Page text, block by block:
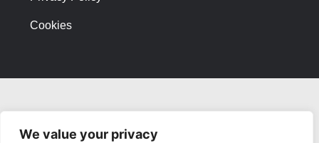
We value your privacy
Cookies